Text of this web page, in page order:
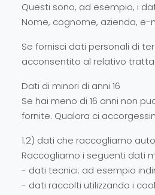
Questi sono, ad esempio, i
Nome, cognome, azienda,
Se fornisci dati personali di
acconsentito al relativo
Dati di minori di anni 16
Se hai meno di 16 anni non
fornite. Qualora ci
1.2) dati che raccogliamo
Raccogliamo i seguenti dati
- dati tecnici: ad esempio
- dati raccolti utilizzando i